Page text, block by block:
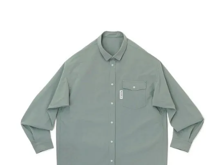
Sleeve Shirt、Basic Hike Pantsが入荷しました
からピラミッドS,ピラミッドM,TPストラ
が入荷しました
RWCHE
手ぬぐい、ピンバッチ、エアフレッ
シュナーなどが入荷しました
●2026/ 5/19
RIDGE MOUNTAIN GEAR から
Waffle Neck Wrap
が入荷しました
●2026/ 5/19
WALLA WALLA SPORT TANK TOP
が入荷し
ました
●2026/ 5/10 RIDGE MOUNTAIN GEAR
Basic Cap NT、
Basic Cap NT Extra
●2026/ 5/ 2
JUN×RIDGEのTravel Pouchなど
●2026/ 4/29
38explore